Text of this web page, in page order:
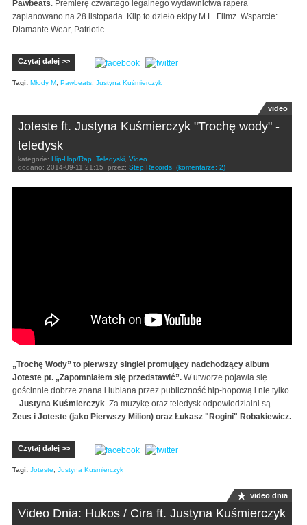
Pawbeats. Premierę czwartego legalnego wydawnictwa rapera
zaplanowano na 28 listopada. Klip to dzieło ekipy M.L. Filmz. Wsparcie:
Diamante Wear, Patriotic.
Czytaj dalej >>
Tagi: Młody M Pawbeats Justyna Kuśmierczyk
video
Joteste ft. Justyna Kuśmierczyk "Trochę wody" -
teledysk
kategorie: Hip-Hop/Rap Teledyski Video
dodano: 2014-09-11 21:15 przez: Step Records (komentarze: 2)
„Trochę Wody” to pierwszy singiel promujący nadchodzący album
Joteste pt. „Zapomniałem się przedstawić”. W utworze pojawia się
gościnnie dobrze znana i lubiana przez publiczność hip-hopową i nie tylko
– Justyna Kuśmierczyk. Za muzykę oraz teledysk odpowiedzialni są
Zeus i Joteste (jako Pierwszy Milion) oraz Łukasz "Rogini" Robakiewicz.
Czytaj dalej >>
Tagi: Joteste, Justyna Kuśmierczyk
video dnia
Video Dnia: Hukos / Cira ft. Justyna Kuśmierczyk